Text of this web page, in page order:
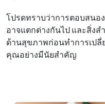
โปรดทราบว่าการตอบสนอ
อาจแตกต่างกันไป และสิ่ง
ด้านสุขภาพก่อนทําการเป
คุณอย่างมีนัยสําคัญ